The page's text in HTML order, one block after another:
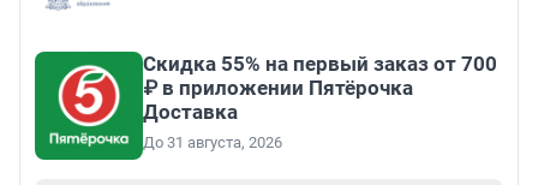
Скидка 55% на первый заказ от 700
₽ в приложении Пятёрочка
Доставка
До 31 августа, 2026